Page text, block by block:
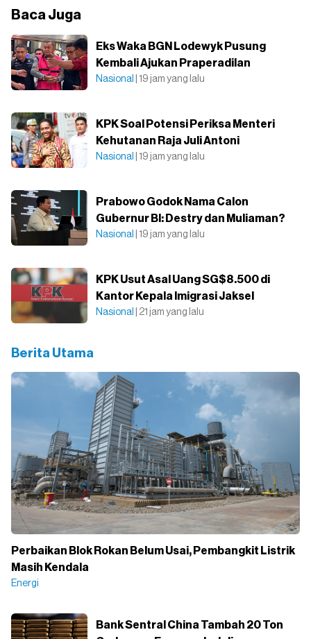
Baca Juga
Eks Waka BGN Lodewyk Pusung
Kembali Ajukan Praperadilan
Nasional | 19 jam yang lalu
KPK Soal Potensi Periksa Menteri
Kehutanan Raja Juli Antoni
Nasional | 19 jam yang lalu
Prabowo Godok Nama Calon
Gubernur BI: Destry dan Muliaman?
Nasional | 19 jam yang lalu
KPK Usut Asal Uang SG$8.500 di
Kantor Kepala Imigrasi Jaksel
Nasional | 21 jam yang lalu
Berita Utama
Perbaikan Blok Rokan Belum Usai, Pembangkit Listrik
Masih Kendala
Energi
Bank Sentral China Tambah 20 Ton